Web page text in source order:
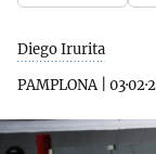
Diego Irurita
PAMPLONA|